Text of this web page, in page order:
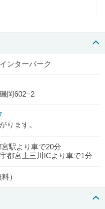
ンターパーク
岡602−2
ります。
駅より車で20分
都宮上三川ICより車で1分
）